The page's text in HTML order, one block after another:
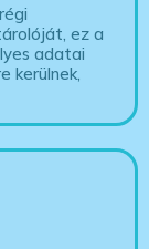
ez a
adatai
kerülnek,